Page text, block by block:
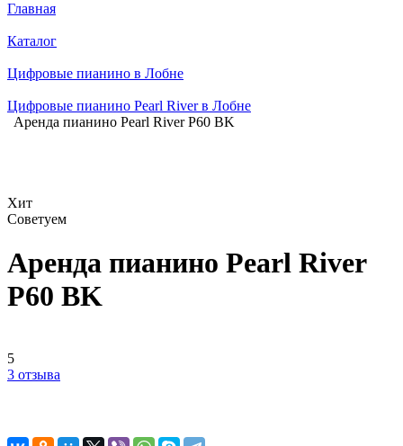
Главная
Каталог
Цифровые пианино в Лобне
Цифровые пианино Pearl River в Лобне
Аренда пианино Pearl River P60 BK
Хит
Советуем
Аренда пианино Pearl River
P60 BK
5
3 отзыва